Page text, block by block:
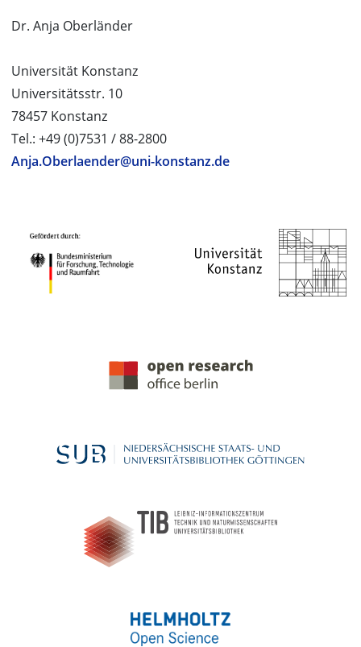
Dr. Anja Oberländer
Universität Konstanz
Universitätsstr. 10
78457 Konstanz
Tel.: +49 (0)7531 / 88-2800
Anja.Oberlaender@uni-konstanz.de